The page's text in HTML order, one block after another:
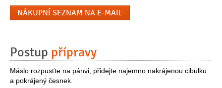
NÁKUPNÍ SEZNAM NA E-MAIL
Postup přípravy
Máslo rozpusťte na pánvi, přidejte najemno nakrájenou cibulku
a pokrájený česnek.